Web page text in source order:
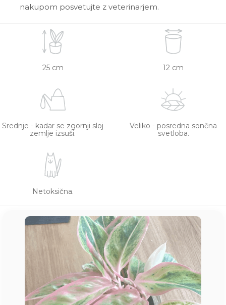
nakupom posvetujte z veterinarjem.
25 cm 12 cm
Srednje - kadar se zgornji sloj
zemlje izsuši.
Veliko - posredna sončna
svetloba.
Netoksična.